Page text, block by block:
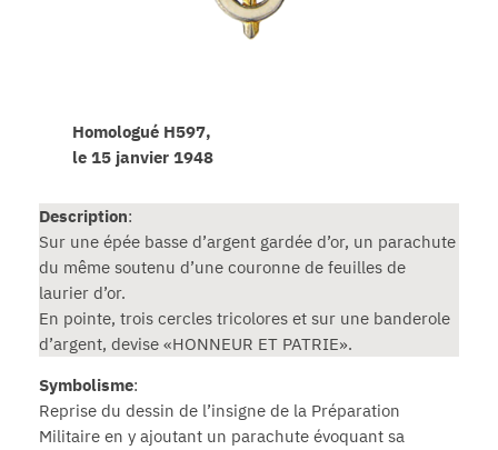
Homologué H597,
le 15 janvier 1948
Description:
Sur une épée basse d’argent gardée d’or, un parachute
du même soutenu d’une couronne de feuilles de
laurier d’or.
En pointe, trois cercles tricolores et sur une banderole
d’argent, devise «HONNEUR ET PATRIE».
Symbolisme:
Reprise du dessin de l’insigne de la Préparation
Militaire en y ajoutant un parachute évoquant sa